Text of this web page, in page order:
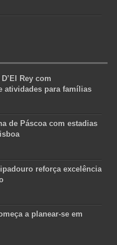
Rey com
atividades para famílias
de Páscoa com estadias
reforça excelência
a planear-se em